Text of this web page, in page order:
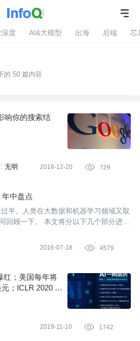
度 AI&大模型 出海 后端 芯
的 50 篇内容
响你的搜索结
无明 2018-12-20  729
年中盘点
半。人类在大数据和机器学习领域又取
分以下几个部分进行
2016-07-18  4579
红；美国每年将
；ICLR 2020 近
2019-11-10  1742